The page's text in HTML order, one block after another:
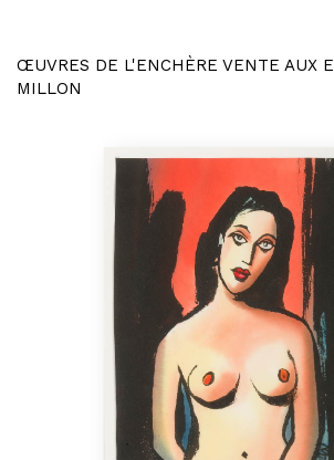
ŒUVRES DE L'ENCHÈRE VENTE AUX
MILLON